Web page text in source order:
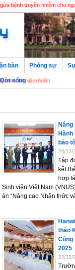
bệnh truyền nhiễm cho
văn hiến
bàn Phóng sự
Đời sống
bảo
24/12/
Tập
kết
hợp
Sinh viên Việt Nam
án “Nâng cao Nhận thức
thảo
Công
2025
22/12/